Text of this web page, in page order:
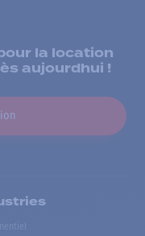
la location
aujourdhui !